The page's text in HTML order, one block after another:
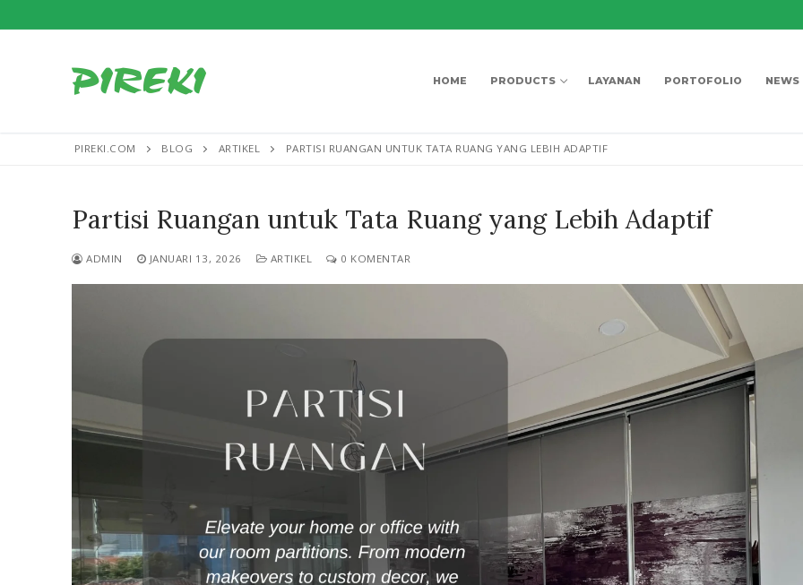
ke
HOME PRODUCTS LAYANAN PORTOFOLIO NEWS
PIREKI.COM BLOG ARTIKEL PARTISI RUANGAN UNTUK TATA RUANG YANG LEBIH ADAPTIF
Partisi Ruangan untuk Tata Ruang yang Lebih Adaptif
ADMIN JANUARI 13, 2026 ARTIKEL 0 KOMENTAR